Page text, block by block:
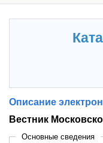
Описание
Вестник
Основные сведения